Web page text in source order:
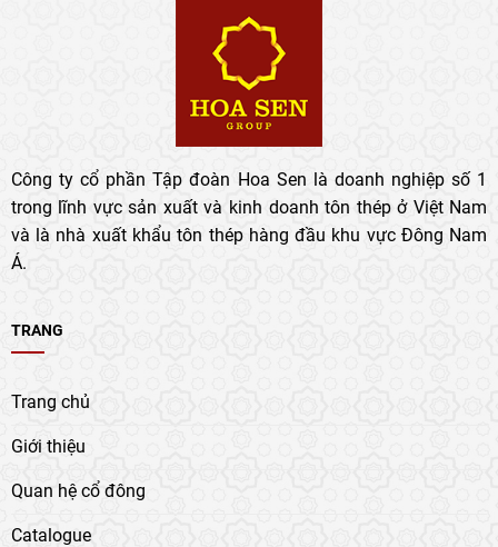
Công ty cổ phần Tập đoàn Hoa Sen là doanh nghiệp số 1
trong lĩnh vực sản xuất và kinh doanh tôn thép ở Việt Nam
và là nhà xuất khẩu tôn thép hàng đầu khu vực Đông Nam
Á.
TRANG
Trang chủ
Giới thiệu
Quan hệ cổ đông
Catalogue